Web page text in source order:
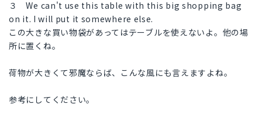
３ We can't use this table with this big shopping bag
on it. I will put it somewhere else.
この大きな買い物袋があってはテーブルを使えないよ。他の場
所に置くね。
荷物が大きくて邪魔ならば、こんな風にも言えますよね。
参考にしてください。